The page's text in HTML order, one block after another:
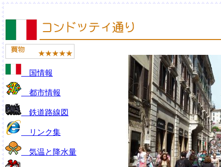
国情報
都市情報
鉄道路線図
リンク集
気温と降水量